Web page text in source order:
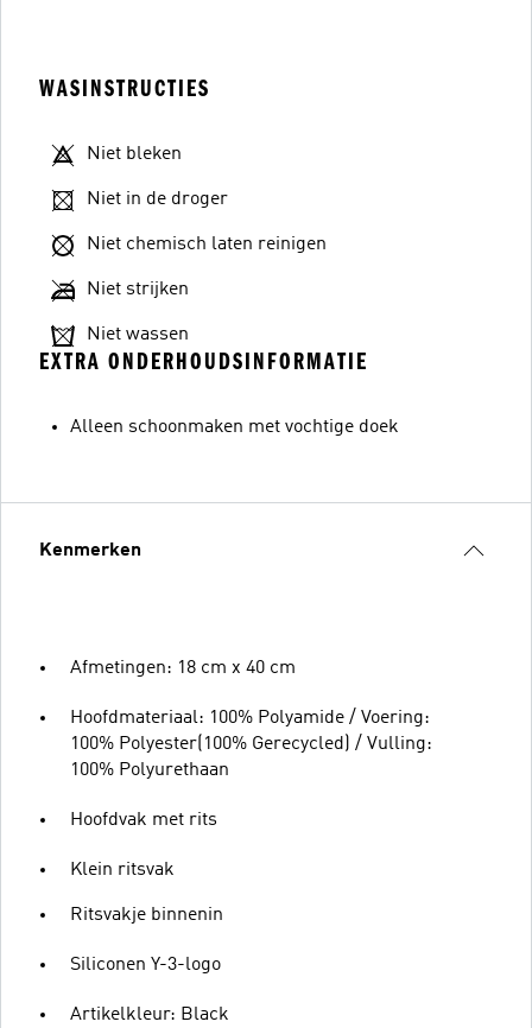
WASINSTRUCTIES
Niet bleken
Niet in de droger
Niet chemisch laten reinigen
Niet strijken
Niet wassen
EXTRA ONDERHOUDSINFORMATIE
Alleen schoonmaken met vochtige doek
Kenmerken
Afmetingen: 18 cm x 40 cm
Hoofdmateriaal: 100% Polyamide / Voering:
100% Polyester(100% Gerecycled) / Vulling:
100% Polyurethaan
Hoofdvak met rits
Klein ritsvak
Ritsvakje binnenin
Siliconen Y-3-logo
Artikelkleur: Black